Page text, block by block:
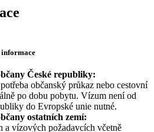
informace
České republiky:
občanský průkaz nebo cestovní
po dobu pobytu. Vízum není od
do Evropské unie nutné.
ostatních zemí:
a vízových požadavcích včetně